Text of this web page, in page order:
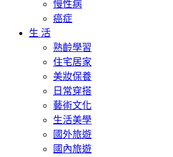
慢性病
癌症
生 活
熟齡學習
住宅居家
美妝保養
日常穿搭
藝術文化
生活美學
國外旅遊
國內旅遊